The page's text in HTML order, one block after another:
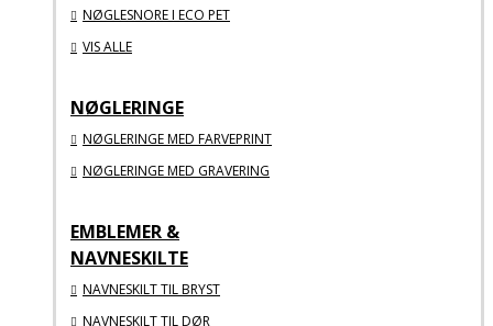
NØGLESNORE I ECO PET
VIS ALLE
NØGLERINGE
NØGLERINGE MED FARVEPRINT
NØGLERINGE MED GRAVERING
EMBLEMER &
NAVNESKILTE
NAVNESKILT TIL BRYST
NAVNESKILT TIL DØR